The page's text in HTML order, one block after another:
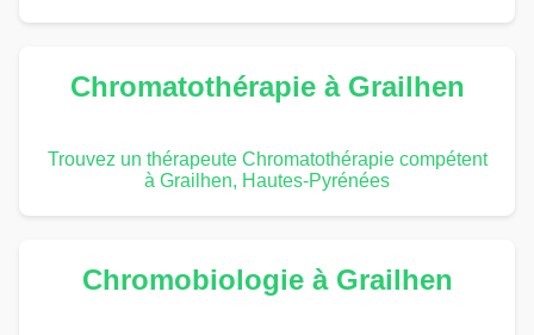
Chromatothérapie à Grailhen
Trouvez un thérapeute Chromatothérapie compétent
à Grailhen, Hautes-Pyrénées
Chromobiologie à Grailhen